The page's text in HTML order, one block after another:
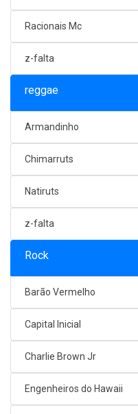
Racionais Mc
z-falta
reggae
Armandinho
Chimarruts
Natiruts
z-falta
Rock
Barão Vermelho
Capital Inicial
Charlie Brown Jr
Engenheiros do Hawaii